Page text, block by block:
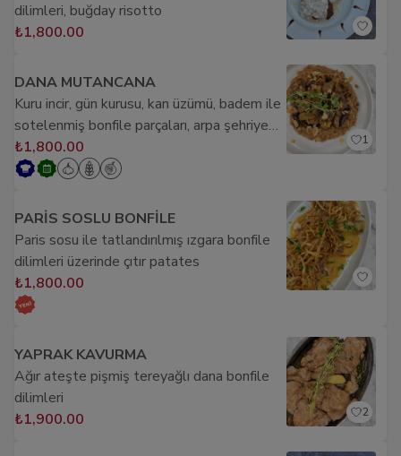
dilimleri, buğday risotto
₺1,800.00
DANA MUTANCANA
Kuru incir, gün kurusu, kan üzümü, badem ile
sotelenmiş bonfile parçaları, arpa şehriye
ile
₺1,800.00 1
PARİS SOSLU BONFİLE
Paris sosu ile tatlandırılmış ızgara bonfile
dilimleri üzerinde çıtır patates
₺1,800.00
YAPRAK KAVURMA
Ağır ateşte pişmiş tereyağlı dana bonfile
dilimleri
₺1,900.00
2